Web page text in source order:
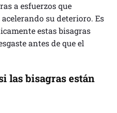
a esfuerzos que
su deterioro. Es
estas bisagras
antes de que el
las bisagras están